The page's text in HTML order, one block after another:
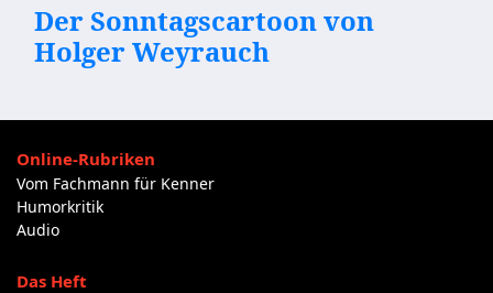
Der Sonntagscartoon von
Holger Weyrauch
Online-Rubriken
Vom Fachmann für Kenner
Humorkritik
Audio
Das Heft